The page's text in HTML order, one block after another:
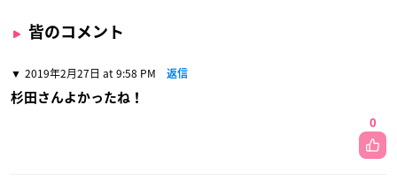
皆のコメント
2019年2月27日 at 9:58 PM 返信
杉田さんよかったね！
0